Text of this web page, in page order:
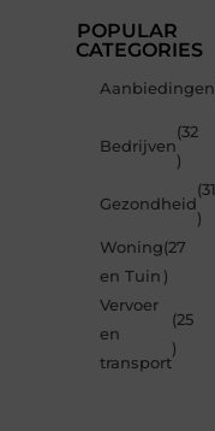
POPULAR
CATEGORIES
Aanbiedingen
Bedrijven
(32
)
Gezondheid
(31
)
Woning
en Tuin
(27
)
Vervoer
en
transport
(25
)